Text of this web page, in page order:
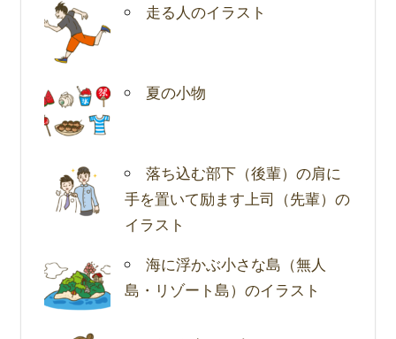
走る人のイラスト
夏の小物
落ち込む部下（後輩）の肩に
手を置いて励ます上司（先輩）の
イラスト
海に浮かぶ小さな島（無人
島・リゾート島）のイラスト